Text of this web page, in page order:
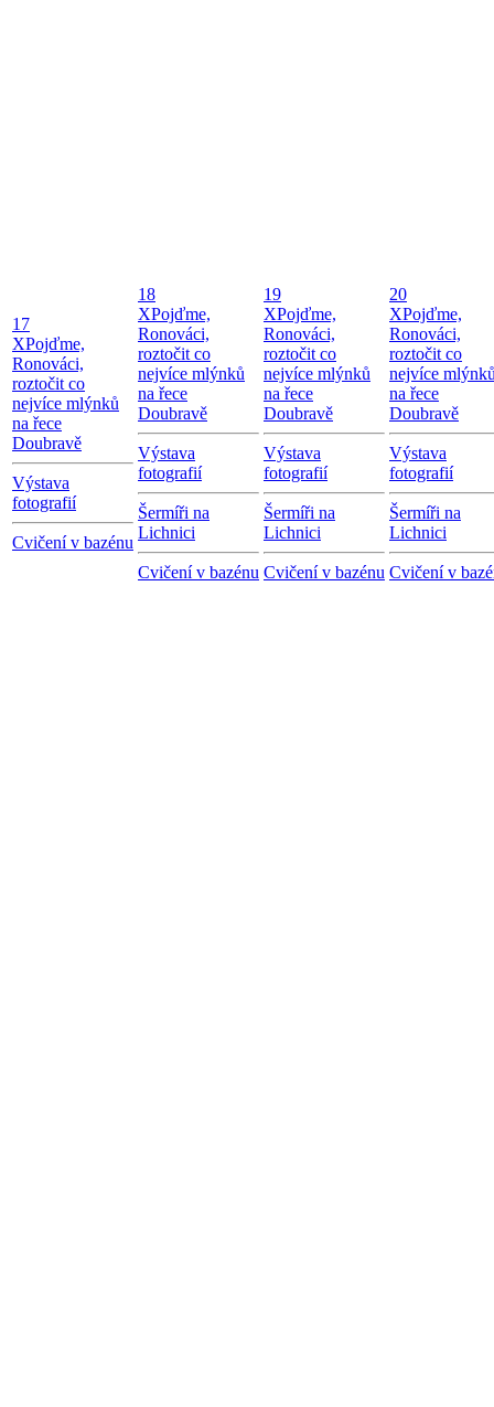
17
XPojďme,
Ronováci,
roztočit co
nejvíce mlýnků
na řece
Doubravě
Výstava
fotografií
Cvičení v bazénu
18
XPojďme,
Ronováci,
roztočit co
nejvíce mlýnků
na řece
Doubravě
Výstava
fotografií
Šermíři na
Lichnici
Cvičení v bazénu
19
XPojďme,
Ronováci,
roztočit co
nejvíce mlýnků
na řece
Doubravě
Výstava
fotografií
Šermíři na
Lichnici
Cvičení v bazénu
20
XPojďme,
Ronováci,
roztočit co
nejvíce
na řece
Doubravě
Výstava
fotografií
Šermíři na
Lichnici
Cvičení v